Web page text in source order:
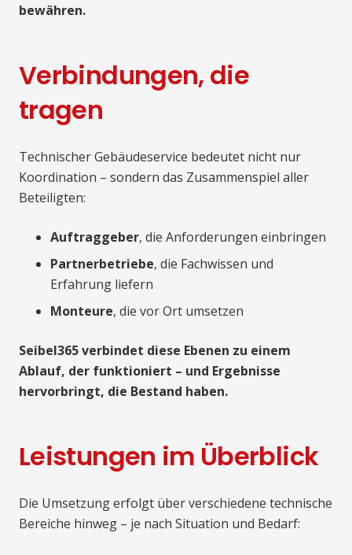
bewähren.
Verbindungen, die
tragen
Technischer Gebäudeservice bedeutet nicht nur
Koordination – sondern das Zusammenspiel aller
Beteiligten:
Auftraggeber, die Anforderungen einbringen
Partnerbetriebe, die Fachwissen und
Erfahrung liefern
Monteure, die vor Ort umsetzen
Seibel365 verbindet diese Ebenen zu einem
Ablauf, der funktioniert – und Ergebnisse
hervorbringt, die Bestand haben.
Leistungen im Überblick
Die Umsetzung erfolgt über verschiedene technische
Bereiche hinweg – je nach Situation und Bedarf: